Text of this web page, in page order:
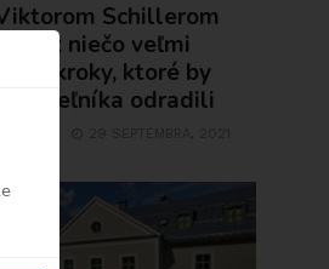
Schillerom
niečo veľmi
kroky, ktoré by
smrteľníka odradili